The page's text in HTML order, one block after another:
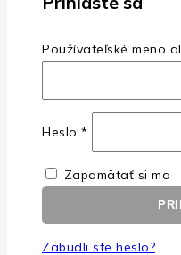
Používateľské meno
Heslo *
Zapamätať si ma
Zabudli ste heslo?